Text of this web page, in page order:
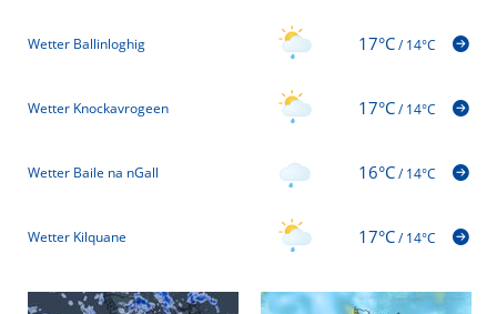
Wetter Ballinloghig 17°C/14°C
Wetter Knockavrogeen 17°C/14°C
Wetter Baile na nGall 16°C/14°C
Wetter Kilquane 17°C/14°C